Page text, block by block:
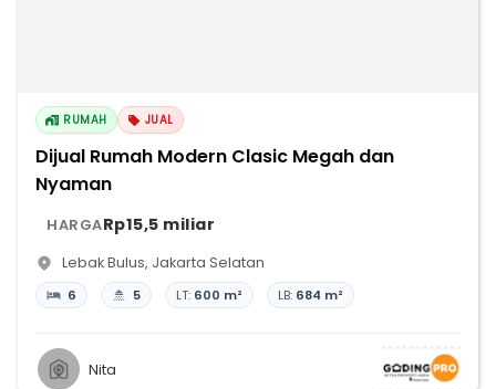
RUMAH JUAL
Dijual Rumah Modern Clasic Megah dan
Nyaman
HARGARp15,5 miliar
Lebak Bulus, Jakarta Selatan
6 5 LT: 600 m² LB: 684 m²
Nita